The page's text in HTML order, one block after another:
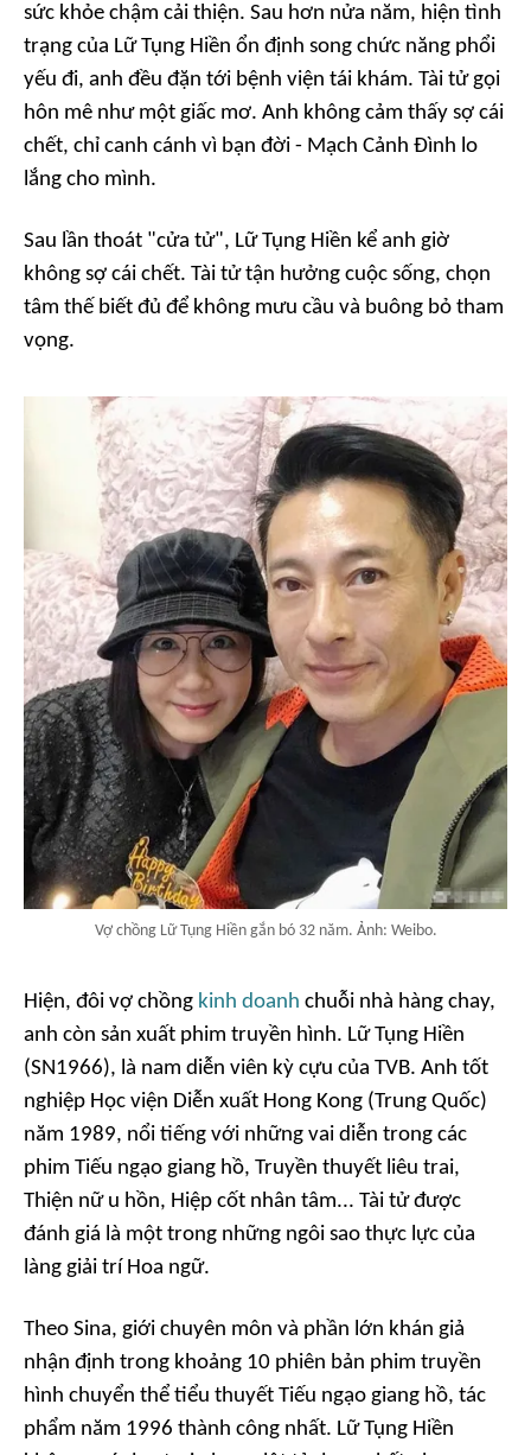
sức khỏe chậm cải thiện. Sau hơn nửa năm, hiện tình
trạng của Lữ Tụng Hiền ổn định song chức năng phổi
yếu đi, anh đều đặn tới bệnh viện tái khám. Tài tử gọi
hôn mê như một giấc mơ. Anh không cảm thấy sợ cái
chết, chỉ canh cánh vì bạn đời - Mạch Cảnh Đình lo
lắng cho mình.
Sau lần thoát "cửa tử", Lữ Tụng Hiền kể anh giờ
không sợ cái chết. Tài tử tận hưởng cuộc sống, chọn
tâm thế biết đủ để không mưu cầu và buông bỏ tham
vọng.
Vợ chồng Lữ Tụng Hiền gắn bó 32 năm. Ảnh: Weibo.
Hiện, đôi vợ chồng kinh doanh chuỗi nhà hàng chay,
anh còn sản xuất phim truyền hình. Lữ Tụng Hiền
(SN1966), là nam diễn viên kỳ cựu của TVB. Anh tốt
nghiệp Học viện Diễn xuất Hong Kong (Trung Quốc)
năm 1989, nổi tiếng với những vai diễn trong các
phim Tiếu ngạo giang hồ, Truyền thuyết liêu trai,
Thiện nữ u hồn, Hiệp cốt nhân tâm... Tài tử được
đánh giá là một trong những ngôi sao thực lực của
làng giải trí Hoa ngữ.
Theo Sina, giới chuyên môn và phần lớn khán giả
nhận định trong khoảng 10 phiên bản phim truyền
hình chuyển thể tiểu thuyết Tiếu ngạo giang hồ, tác
phẩm năm 1996 thành công nhất. Lữ Tụng Hiền